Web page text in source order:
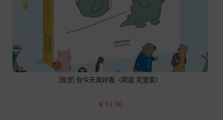
[现货] 你今天真好看（莉兹·克里莫）
价
€ 11.90